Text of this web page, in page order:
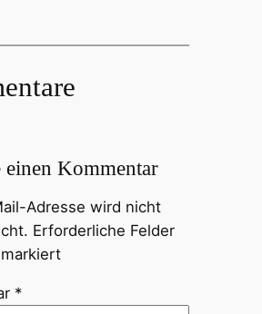
einen Kommentar
Adresse wird nicht
Erforderliche Felder
*